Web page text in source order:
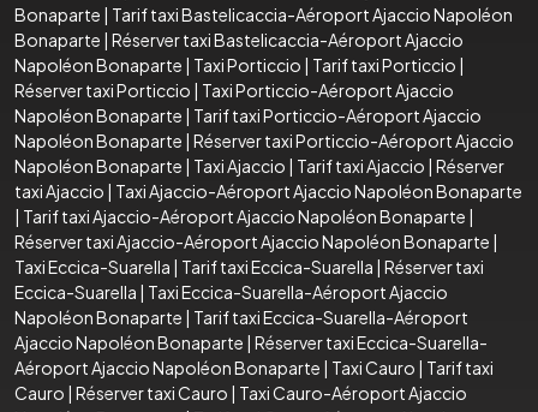
Bonaparte | Tarif taxi Bastelicaccia-Aéroport Ajaccio Napoléon
Bonaparte | Réserver taxi Bastelicaccia-Aéroport Ajaccio
Napoléon Bonaparte | Taxi Porticcio | Tarif taxi Porticcio |
Réserver taxi Porticcio | Taxi Porticcio-Aéroport Ajaccio
Napoléon Bonaparte | Tarif taxi Porticcio-Aéroport Ajaccio
Napoléon Bonaparte | Réserver taxi Porticcio-Aéroport Ajaccio
Napoléon Bonaparte | Taxi Ajaccio | Tarif taxi Ajaccio | Réserver
taxi Ajaccio | Taxi Ajaccio-Aéroport Ajaccio Napoléon Bonaparte
| Tarif taxi Ajaccio-Aéroport Ajaccio Napoléon Bonaparte |
Réserver taxi Ajaccio-Aéroport Ajaccio Napoléon Bonaparte |
Taxi Eccica-Suarella | Tarif taxi Eccica-Suarella | Réserver taxi
Eccica-Suarella | Taxi Eccica-Suarella-Aéroport Ajaccio
Napoléon Bonaparte | Tarif taxi Eccica-Suarella-Aéroport
Ajaccio Napoléon Bonaparte | Réserver taxi Eccica-Suarella-
Aéroport Ajaccio Napoléon Bonaparte | Taxi Cauro | Tarif taxi
Cauro | Réserver taxi Cauro | Taxi Cauro-Aéroport Ajaccio